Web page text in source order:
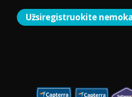
Užsiregistruokite